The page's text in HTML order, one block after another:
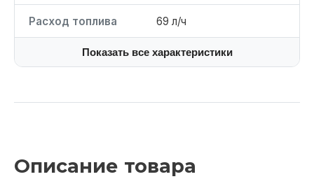
Расход топлива 69 л/ч
Показать все характеристики
Описание товара